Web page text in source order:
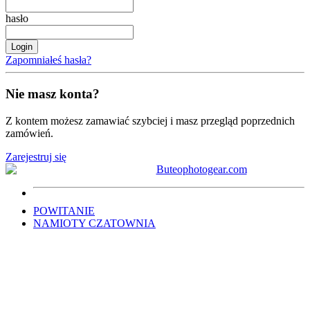
hasło
Login
Zapomniałeś hasła?
Nie masz konta?
Z kontem możesz zamawiać szybciej i masz przegląd poprzednich
zamówień.
Zarejestruj się
POWITANIE
NAMIOTY CZATOWNIA